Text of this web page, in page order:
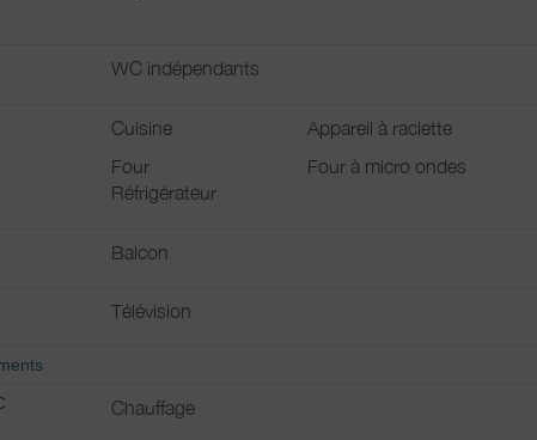
WC indépendants
Cuisine
Appareil à raclette
Four
Four à micro ondes
Réfrigérateur
Balcon
Télévision
Chauffage